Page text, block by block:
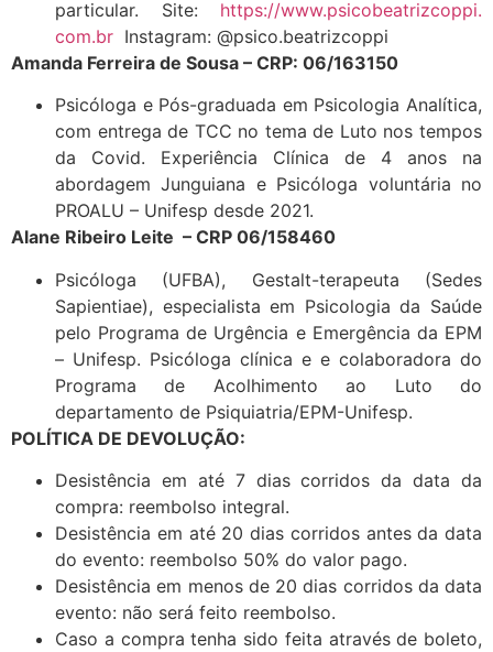
particular. Site: https://www.psicobeatrizcoppi.
com.br Instagram: @psico.beatrizcoppi
Amanda Ferreira de Sousa – CRP: 06/163150
Psicóloga e Pós-graduada em Psicologia Analítica,
com entrega de TCC no tema de Luto nos tempos
da Covid. Experiência Clínica de 4 anos na
abordagem Junguiana e Psicóloga voluntária no
PROALU – Unifesp desde 2021.
Alane Ribeiro Leite – CRP 06/158460
Psicóloga (UFBA), Gestalt-terapeuta (Sedes
Sapientiae), especialista em Psicologia da Saúde
pelo Programa de Urgência e Emergência da EPM
– Unifesp. Psicóloga clínica e e colaboradora do
Programa de Acolhimento ao Luto do
departamento de Psiquiatria/EPM-Unifesp.
POLÍTICA DE DEVOLUÇÃO:
Desistência em até 7 dias corridos da data da
compra: reembolso integral.
Desistência em até 20 dias corridos antes da data
do evento: reembolso 50% do valor pago.
Desistência em menos de 20 dias corridos da data
evento: não será feito reembolso.
Caso a compra tenha sido feita através de boleto,